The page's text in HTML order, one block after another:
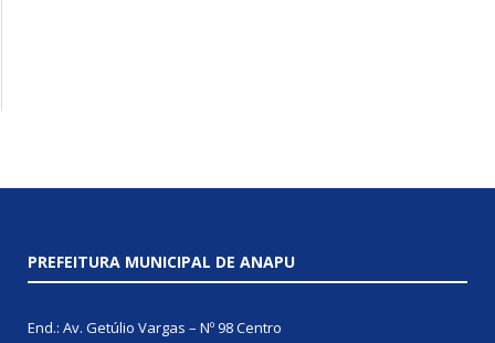
PREFEITURA MUNICIPAL DE ANAPU
End.: Av. Getúlio Vargas – Nº 98 Centro